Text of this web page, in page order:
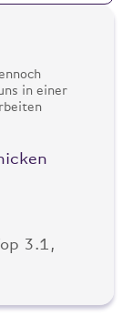
in einer
3.1,